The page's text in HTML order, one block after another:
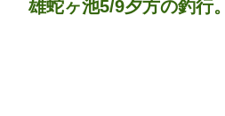
雄蛇ヶ池5/9夕方の釣行